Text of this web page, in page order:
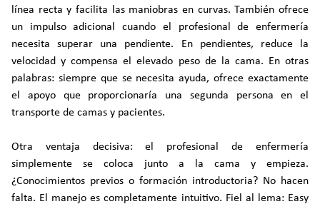
línea recta y facilita las maniobras en curvas. También ofrece
un impulso adicional cuando el profesional de enfermería
necesita superar una pendiente. En pendientes, reduce la
velocidad y compensa el elevado peso de la cama. En otras
palabras: siempre que se necesita ayuda, ofrece exactamente
el apoyo que proporcionaría una segunda persona en el
transporte de camas y pacientes.
Otra ventaja decisiva: el profesional de enfermería
simplemente se coloca junto a la cama y empieza.
¿Conocimientos previos o formación introductoria? No hacen
falta. El manejo es completamente intuitivo. Fiel al lema: Easy